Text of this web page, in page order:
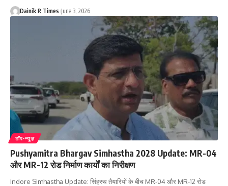
Dainik R Times June 3, 2026
टॉप-न्यूज़
Pushyamitra Bhargav Simhastha 2028 Update: MR-04
और MR-12 रोड निर्माण कार्यों का निरीक्षण
Indore Simhastha Update: सिंहस्थ तैयारियों के बीच MR-04 और MR-12 रोड